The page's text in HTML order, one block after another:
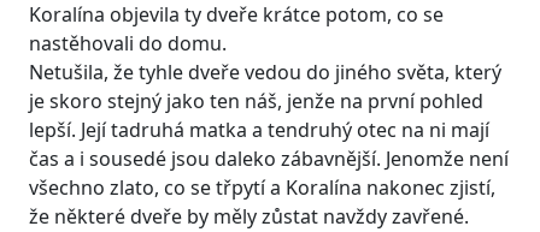
Koralína objevila ty dveře krátce potom, co se
nastěhovali do domu.
Netušila, že tyhle dveře vedou do jiného světa, který
je skoro stejný jako ten náš, jenže na první pohled
lepší. Její tadruhá matka a tendruhý otec na ni mají
čas a i sousedé jsou daleko zábavnější. Jenomže není
všechno zlato, co se třpytí a Koralína nakonec zjistí,
že některé dveře by měly zůstat navždy zavřené.